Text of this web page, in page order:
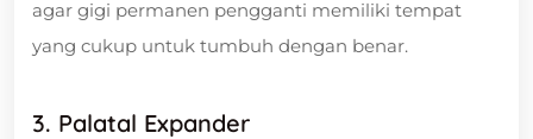
agar gigi permanen pengganti memiliki tempat
yang cukup untuk tumbuh dengan benar.
3. Palatal Expander